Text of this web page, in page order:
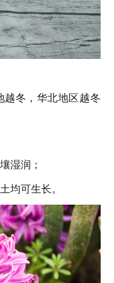
越冬，华北地区越冬
湿润；
均可生长。